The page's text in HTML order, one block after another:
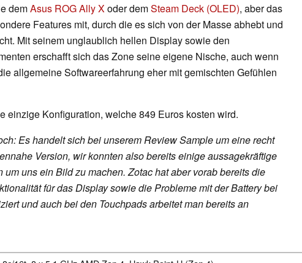
demAsus ROG Ally Xoder demSteam Deck (OLED), aber das
Features mit, durch die es sich von der Masse abhebt und
Mit seinem unglaublich hellen Display sowie den
erschafft sich das Zone seine eigene Nische, auch wenn
allgemeine Softwareerfahrung eher mit gemischten Gefühlen
einzige Konfiguration, welche 849 Euros kosten wird.
Es handelt sich bei unserem Review Sample um eine recht
Version, wir konnten also bereits einige aussagekräftige
um uns ein Bild zu machen. Zotac hat aber vorab bereits die
für das Display sowie die Probleme mit der Battery bei
und auch bei den Touchpads arbeitet man bereits an